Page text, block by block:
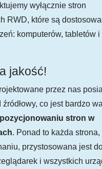
wyłącznie stron
RWD, które są
komputerów, tabletów i
jakość!
przez nas
co jest bardzo
stron w
. Ponad to każda strona,
przystosowana jest
i wszystkich